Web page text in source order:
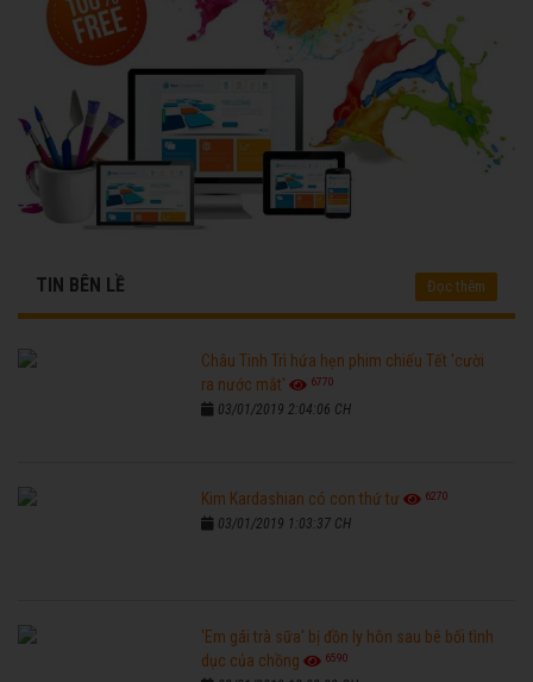
TIN BÊN LỀ Đọc thêm
Châu Tinh Trì hứa hẹn phim chiếu Tết 'cười
ra nước mắt'
6770
03/01/2019 2:04:06 CH
Kim Kardashian có con thứ tư 6270
03/01/2019 1:03:37 CH
'Em gái trà sữa' bị đồn ly hôn sau bê bối tình
dục của chồng
6590